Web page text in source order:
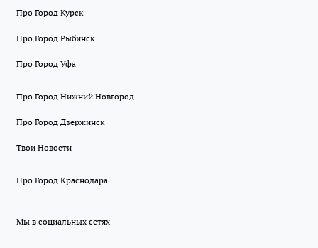
Про Город Курск
Про Город Рыбинск
Про Город Уфа
Про Город Нижний Новгород
Про Город Дзержинск
Твои Новости
Про Город Краснодара
Мы в социальных сетях